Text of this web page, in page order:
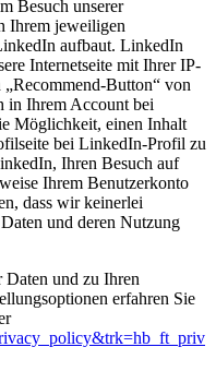
Besuch unserer
Ihrem jeweiligen
aufbaut. LinkedIn
Internetseite mit Ihrer IP-
Button“ von
in Ihrem Account bei
Möglichkeit, einen Inhalt
bei LinkedIn-Profil zu
Ihren Besuch auf
Ihrem Benutzerkonto
dass wir keinerlei
und deren Nutzung
Daten und zu Ihren
erfahren Sie